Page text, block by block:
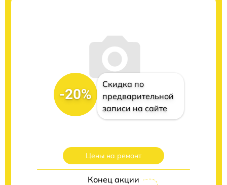
-20%
Скидка по
предварительной
записи на сайте
Цены на ремонт
Конец акции